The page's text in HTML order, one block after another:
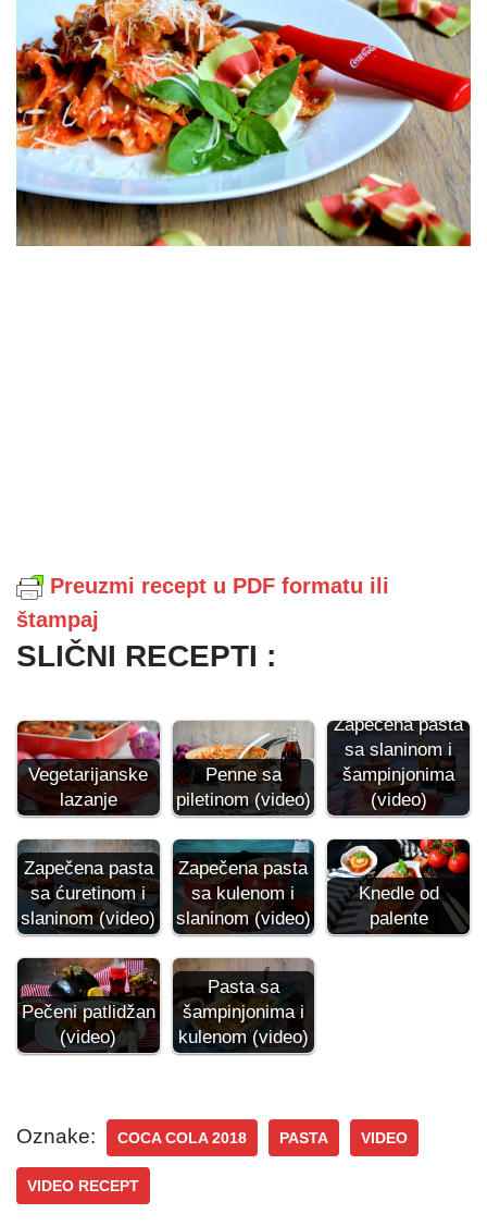
Preuzmi recept u PDF formatu ili
štampaj
SLIČNI RECEPTI :
Vegetarijanske
lazanje
Penne sa
piletinom (video)
Zapečena pasta
sa slaninom i
šampinjonima
(video)
Zapečena pasta
sa ćuretinom i
slaninom (video)
Zapečena pasta
sa kulenom i
slaninom (video)
Knedle od
palente
Pečeni patlidžan
(video)
Pasta sa
šampinjonima i
kulenom (video)
Oznake: COCA COLA 2018 PASTA VIDEO
VIDEO RECEPT